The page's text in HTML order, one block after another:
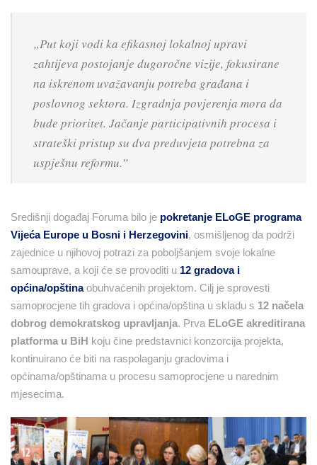
„Put koji vodi ka efikasnoj lokalnoj upravi
zahtijeva postojanje dugoročne vizije, fokusirane
na iskrenom uvažavanju potreba građana i
poslovnog sektora. Izgradnja povjerenja mora da
bude prioritet. Jačanje participativnih procesa i
strateški pristup su dva preduvjeta potrebna za
uspješnu reformu.”
Središnji događaj Foruma bilo je pokretanje ELoGE programa
Vijeća Europe u Bosni i Herzegovini, osmišljenog da podrži
zajednice u njihovoj potrazi za poboljšanjem svoje lokalne
samouprave, a koji će se provoditi u 12 gradova i
općina/opštinaobuhvaćenih projektom. Cilj je sprovesti
samoprocjene tih gradova i općina/opština u skladu s 12 načela
dobrog demokratskog upravljanja. Prva ELoGE akreditirana
platforma u BiH koju čine predstavnici konzorcija projekta,
kontinuirano će biti na raspolaganju gradovima i
općinama/opštinama u procesu samoprocjene u narednim
mjesecima.